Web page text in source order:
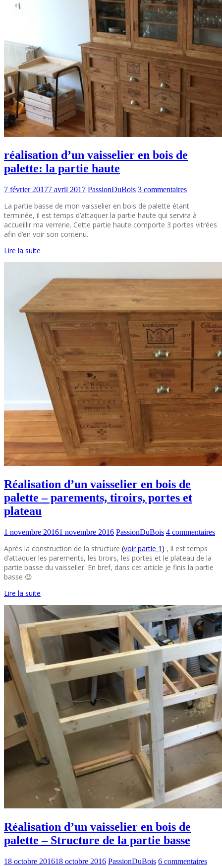
réalisation d’un vaisselier en bois de
palette: la partie haute
7 février 20177 avril 2017 PassionDuBois 3 commentaires
La partie basse de mon vaisselier en bois de palette étant
terminée, il est temps d’attaquer la partie haute qui servira à
accueillir ma verrerie. Cette partie haute comporte 3 portes vitrées
afin d’en voir son contenu.
Lire la suite
Réalisation d’un vaisselier en bois de
palette – parements, tiroirs, portes et
plateau
1 novembre 20161 novembre 2016 PassionDuBois 4 commentaires
Après la construction de la structure (voir partie 1 ) , il est temps
d’attaquer les parements, les tiroirs, les portes et le plateau de la
partie basse du vaisselier. En bref, dans cet article je finis la partie
basse 😉
Lire la suite
Réalisation d’un vaisselier en bois de
palette – Structure de la partie basse
18 octobre 201618 octobre 2016 PassionDuBois 6 commentaires